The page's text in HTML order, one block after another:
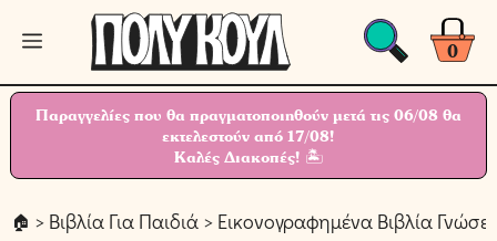
Μετάβαση
περιεχόμενο
0
Μενού
Παραγγελίες που θα πραγματοποιηθούν μετά τις 06/08 θα
εκτελεστούν από 17/08!
Καλές Διακοπές! 🏝
> Βιβλία Για Παιδιά > Εικονογραφημένα Βιβλία